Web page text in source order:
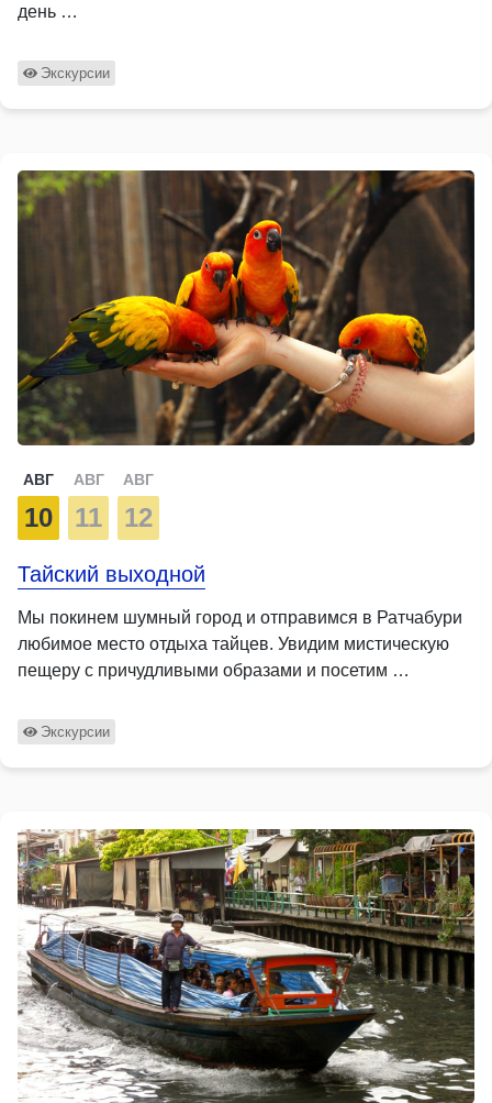
день …
Экскурсии
АВГ
10
АВГ
11
АВГ
12
Тайский выходной
Мы покинем шумный город и отправимся в Ратчабури
любимое место отдыха тайцев. Увидим мистическую
пещеру с причудливыми образами и посетим …
Экскурсии